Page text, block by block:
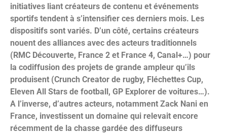
initiatives liant créateurs de contenu et événements
sportifs tendent à s’intensifier ces derniers mois. Les
dispositifs sont variés. D’un côté, certains créateurs
nouent des alliances avec des acteurs traditionnels
(RMC Découverte, France 2 et France 4, Canal+…) pour
la codiffusion des projets de grande ampleur qu’ils
produisent (Crunch Creator de rugby, Fléchettes Cup,
Eleven All Stars de football, GP Explorer de voitures…).
A l’inverse, d’autres acteurs, notamment Zack Nani en
France, investissent un domaine qui relevait encore
récemment de la chasse gardée des diffuseurs